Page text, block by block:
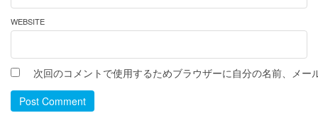
WEBSITE
次回のコメントで使用するためブラウザーに自分の名前、メー
Post Comment